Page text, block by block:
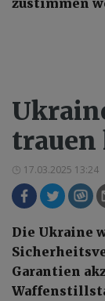
trauen
17.03.2025 13:24
Die Ukraine
Garantien